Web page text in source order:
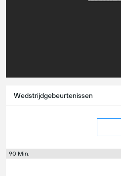
Wedstrijdgebeurtenissen
90 Min.